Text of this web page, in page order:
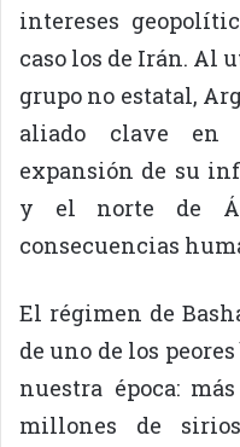
intereses
caso los de Irán. Al
grupo no estatal,
aliado clave en
expansión de su
y el norte de
consecuencias
El régimen de
de uno de los
nuestra época:
millones de